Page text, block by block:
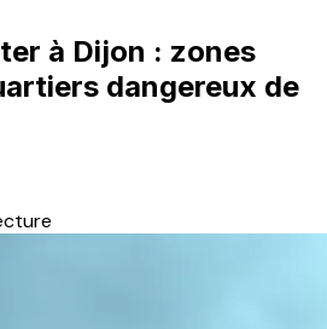
à Dijon : zones
dangereux de